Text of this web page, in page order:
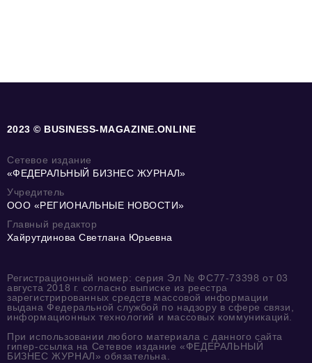
2023 © BUSINESS-MAGAZINE.ONLINE
Сетевое издание
«ФЕДЕРАЛЬНЫЙ БИЗНЕС ЖУРНАЛ»
Учредитель
ООО «РЕГИОНАЛЬНЫЕ НОВОСТИ»
Главный редактор
Хайрутдинова Светлана Юрьевна
Регистрационный номер: серия Эл № ФС77-73398 от 03
августа 2018 г. согласно выписке из реестра
зарегистрированных средств массовой информации
выдана Федеральной службой по надзору в сфере связи,
информационных технологий и массовых коммуникаций.
При использовании любого материала с данного сайта
гипер-ссылка на Сетевое издание «ФЕДЕРАЛЬНЫЙ
БИЗНЕС ЖУРНАЛ» обязательна.